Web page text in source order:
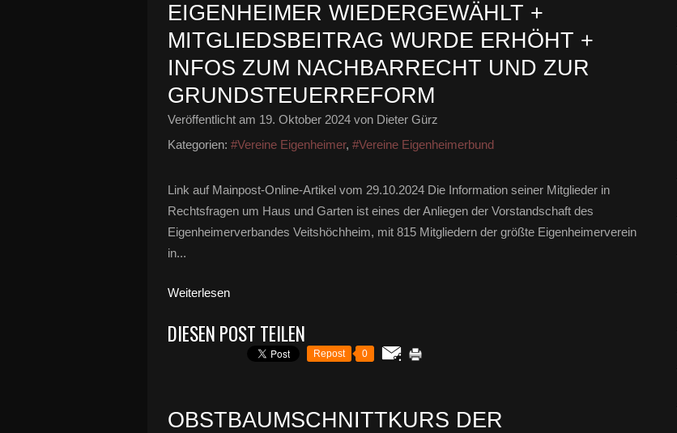
EIGENHEIMER WIEDERGEWÄHLT +
MITGLIEDSBEITRAG WURDE ERHÖHT +
INFOS ZUM NACHBARRECHT UND ZUR
GRUNDSTEUERREFORM
Veröffentlicht am 19. Oktober 2024 von Dieter Gürz
Kategorien: #Vereine Eigenheimer, #Vereine Eigenheimerbund
Link auf Mainpost-Online-Artikel vom 29.10.2024 Die Information seiner Mitglieder in
Rechtsfragen um Haus und Garten ist eines der Anliegen der Vorstandschaft des
Eigenheimerverbandes Veitshöchheim, mit 815 Mitgliedern der größte Eigenheimerverein
in...
Weiterlesen
DIESEN POST TEILEN
Repost 0
OBSTBAUMSCHNITTKURS DER